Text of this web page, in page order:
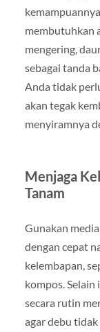
membutuhkan
mengering,
sebagai tanda
Anda tidak
akan tegak
menyiramnya
Menjaga
Tanam
Gunakan
dengan cepat
kelembapan,
kompos.
secara rutin
agar debu